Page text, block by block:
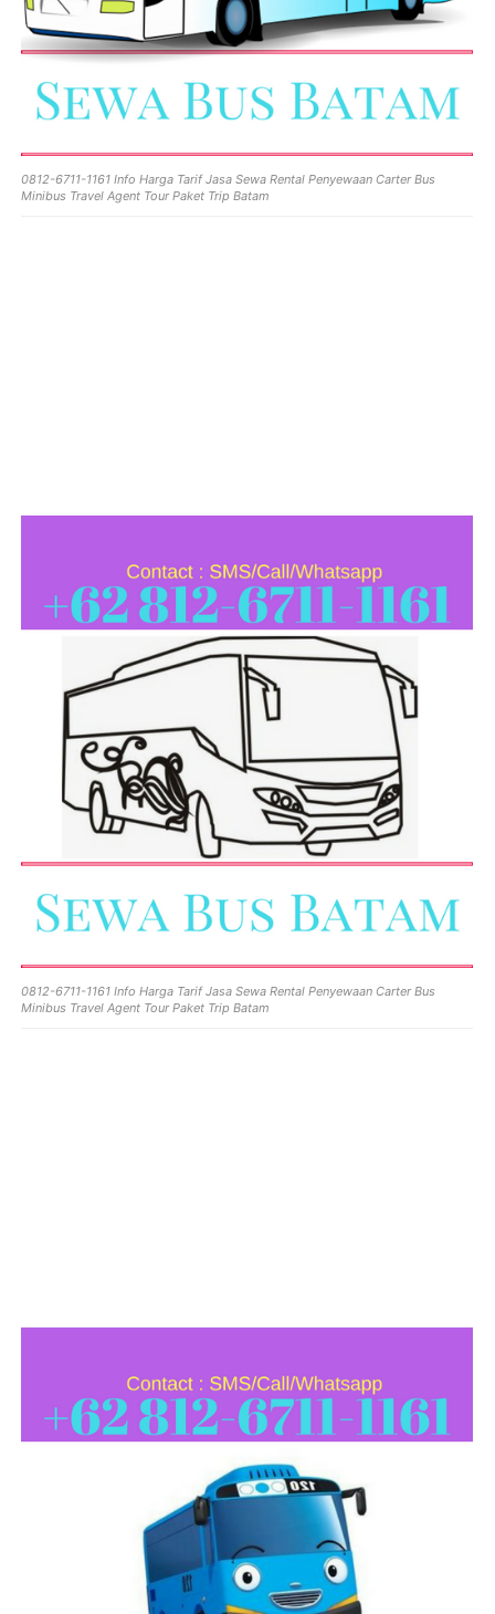
0812-6711-1161 Info Harga Tarif Jasa Sewa Rental Penyewaan Carter Bus
Minibus Travel Agent Tour Paket Trip Batam
0812-6711-1161 Info Harga Tarif Jasa Sewa Rental Penyewaan Carter Bus
Minibus Travel Agent Tour Paket Trip Batam